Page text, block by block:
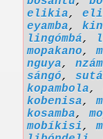
elikia,
eyamba,
lingómbá,
mopakano,
nguya,
sángó,
kopambola,
kobenisa,
kosamba,
mobíkisi,